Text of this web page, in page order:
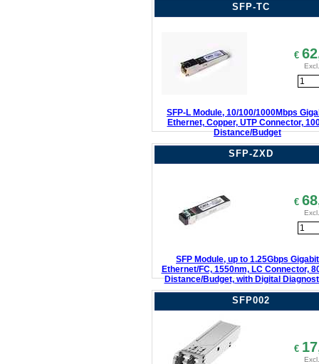
SFP-TC
€
SFP-L Module, 10/100/1000Mbps
Ethernet, Copper, UTP Connector,
Distance/Budget
SFP-ZXD
€
SFP Module, up to 1.25Gbps Gigabit
Ethernet/FC, 1550nm, LC Connector,
Distance/Budget, with Digital
SFP002
€